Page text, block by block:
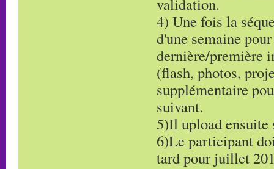
validation.
4) Une fois la
d'une semaine
dernière/première
(flash, photos,
supplémentaire
suivant.
5)Il upload ensuite
6)Le participant
tard pour juillet